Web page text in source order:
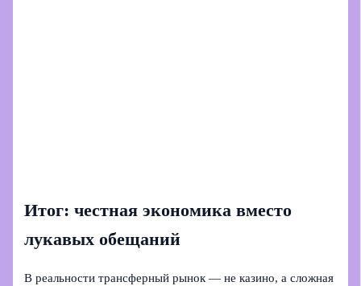
Итог: честная экономика вместо
лукавых обещаний
В реальности трансферный рынок — не казино, а сложная